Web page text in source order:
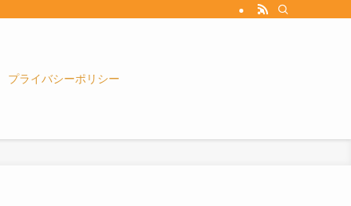
プライバシーポリシー